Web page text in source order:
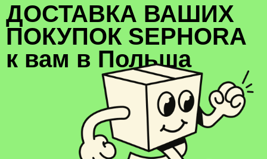
ДОСТАВКА ВАШИХ
ПОКУПОК SEPHORA
к вам в Польша